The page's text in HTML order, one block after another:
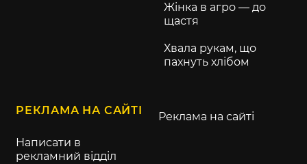
Жінка в агро — до
щастя
Хвала рукам, що
пахнуть хлібом
РЕКЛАМА НА САЙТІ
Написати в
рекламний відділ
Реклама на сайті